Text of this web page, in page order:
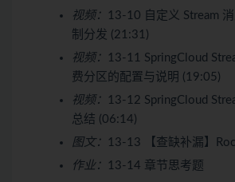
视频：
13-10 自定义 Stream
制分发 (21:31)
视频：
13-11 SpringCloud
费分区的配置与说明 (19:05)
视频：
13-12 SpringCloud
总结 (06:14)
图文：
13-13 【查缺补漏】
作业：
13-14 章节思考题